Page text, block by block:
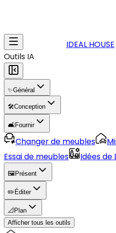
IDEAL HOUSE
Outils IA
✨Général
🛠️Conception
🛋️Fournir
Changer de meubles
Essai de meubles
Idées de
🖼️ Présent
✏️ Éditer
📐 Plan
Afficher tous les outils